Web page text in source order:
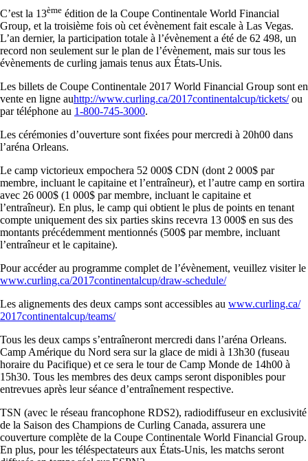
C’est la 13ème édition de la Coupe Continentale World Financial
Group, et la troisième fois où cet évènement fait escale à Las Vegas.
L’an dernier, la participation totale à l’évènement a été de 62 498, un
record non seulement sur le plan de l’évènement, mais sur tous les
évènements de curling jamais tenus aux États-Unis.
Les billets de Coupe Continentale 2017 World Financial Group sont en
vente en ligne auhttp://www.curling.ca/2017continentalcup/tickets/ou
par téléphone au 1-800-745-3000.
Les cérémonies d’ouverture sont fixées pour mercredi à 20h00 dans
l’aréna Orleans.
Le camp victorieux empochera 52 000$ CDN (dont 2 000$ par
membre, incluant le capitaine et l’entraîneur), et l’autre camp en sortira
avec 26 000$ (1 000$ par membre, incluant le capitaine et
l’entraîneur). En plus, le camp qui obtient le plus de points en tenant
compte uniquement des six parties skins recevra 13 000$ en sus des
montants précédemment mentionnés (500$ par membre, incluant
l’entraîneur et le capitaine).
Pour accéder au programme complet de l’évènement, veuillez visiter le
www.curling.ca/2017continentalcup/draw-schedule/
Les alignements des deux camps sont accessibles au www.curling.ca/
2017continentalcup/teams/
Tous les deux camps s’entraîneront mercredi dans l’aréna Orleans.
Camp Amérique du Nord sera sur la glace de midi à 13h30 (fuseau
horaire du Pacifique) et ce sera le tour de Camp Monde de 14h00 à
15h30. Tous les membres des deux camps seront disponibles pour
entrevues après leur séance d’entraînement respective.
TSN (avec le réseau francophone RDS2), radiodiffuseur en exclusivité
de la Saison des Champions de Curling Canada, assurera une
couverture complète de la Coupe Continentale World Financial Group.
En plus, pour les téléspectateurs aux États-Unis, les matchs seront